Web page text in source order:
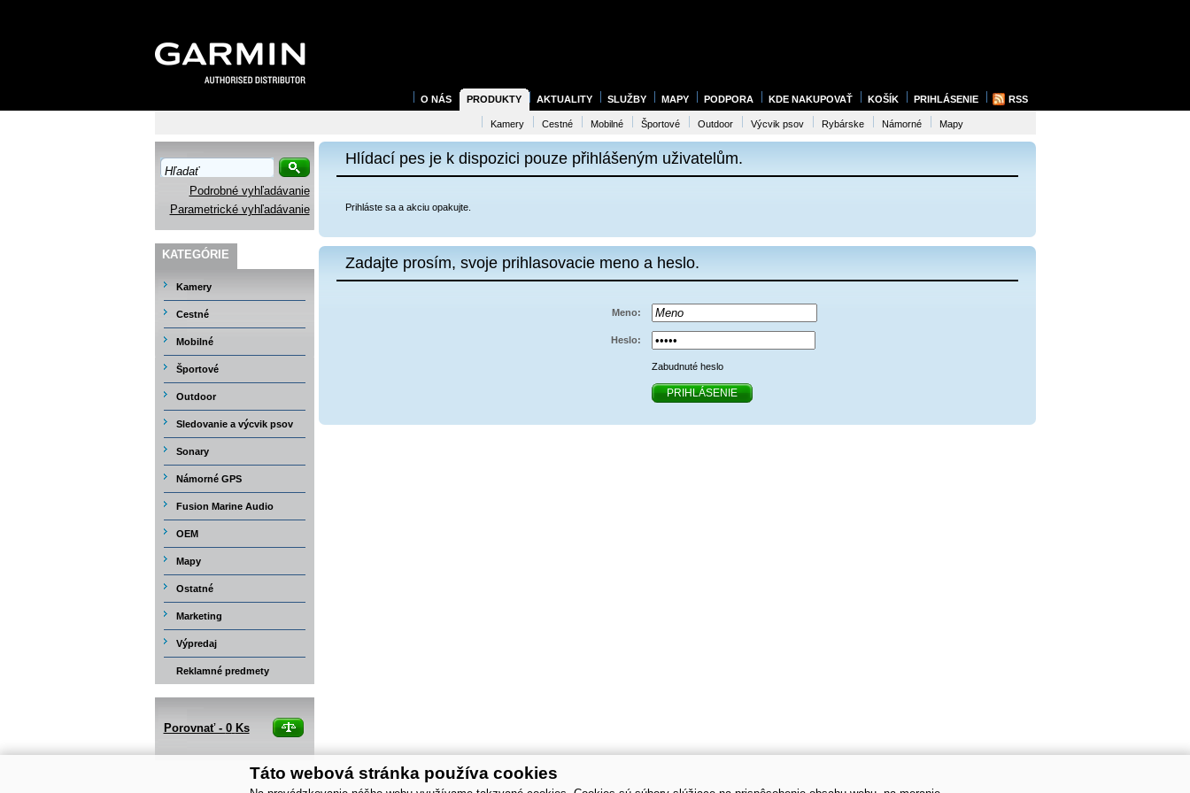
Hlídací pes je k dispozici pouze přihlášeným uživatelům.
Prihláste sa a akciu opakujte.
Zadajte prosím, svoje prihlasovacie meno a heslo.
Meno:
Heslo:
Zabudnuté heslo
PRIHLÁSENIE
Podrobné vyhľadávanie
Parametrické vyhľadávanie
KATEGÓRIE
Kamery
Cestné
Mobilné
Športové
Outdoor
Sledovanie a výcvik psov
Sonary
Námorné GPS
Fusion Marine Audio
OEM
Mapy
Ostatné
Marketing
Výpredaj
Reklamné predmety
Porovnať - 0 Ks
O NÁS PRODUKTY AKTUALITY SLUŽBY MAPY PODPORA KDE NAKUPOVAŤ KOŠÍK PRIHLÁSENIE RSS
Kamery Cestné Mobilné Športové Outdoor Výcvik psov Rybárske Námorné Mapy
Táto webová stránka používa cookies